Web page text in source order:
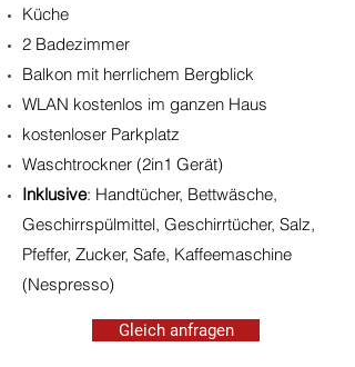
Küche
2 Badezimmer
Balkon mit herrlichem Bergblick
WLAN kostenlos im ganzen Haus
kostenloser Parkplatz
Waschtrockner (2in1 Gerät)
Inklusive: Handtücher, Bettwäsche,
Geschirrspülmittel, Geschirrtücher, Salz,
Pfeffer, Zucker, Safe, Kaffeemaschine
(Nespresso)
Gleich anfragen